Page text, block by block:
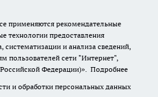
применяются рекомендательные
технологии предоставления
и анализа сведений,
пользователей сети "Интернет",
Федерации)». Подробнее
и обработки персональных данных